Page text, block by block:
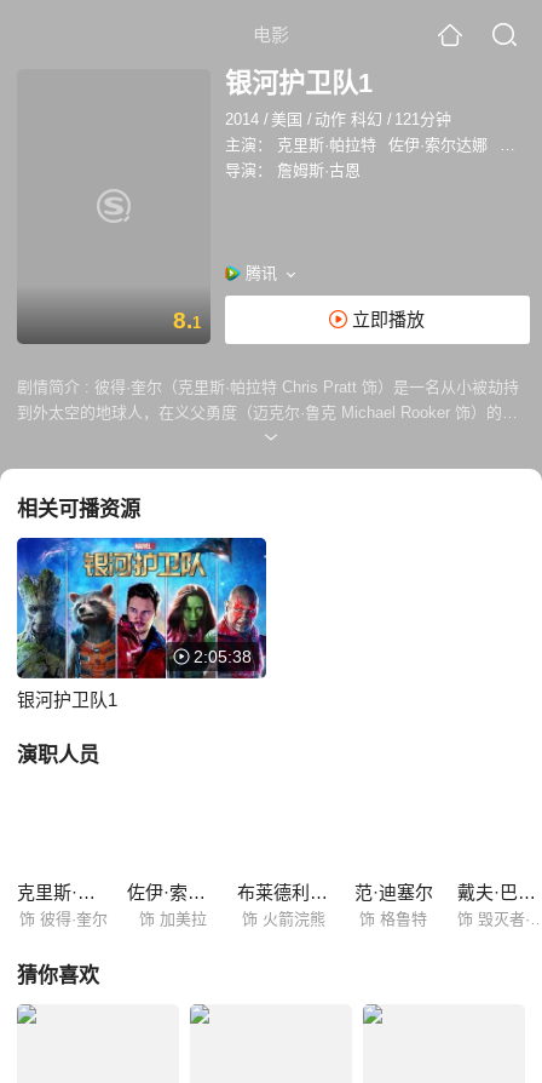
电影
8.1
银河护卫队1
2014 / 美国 / 动作 科幻 / 121分钟
主演：
克里斯·帕拉特 佐伊·索尔达娜
戴夫
导演：
詹姆斯·古恩
腾讯
立即播放
剧情简介 : 彼得·奎尔（克里斯·帕拉特 Chris Pratt 饰）是一名从小被劫持
到外太空的地球人，在义父勇度（迈克尔·鲁克 Michael Rooker 饰）的培
养下成了一个终极混混，自称“星爵”。一次行动中他偷了一块神秘球体，
（佐伊·索尔达娜 Zoe Saldana 饰）也对神秘球体势在必得。经过笑料百
出的坎坷遭遇，星爵被迫和这三人，以及复仇心切的“毁灭者”德拉克斯
（戴夫·巴蒂斯塔 Dave Batista 饰）组成小分队逃避“指控者”罗南（李·佩
斯 Lee Pace 饰）的追杀。然而这个神秘球体拥有无穷的力量，小分队必
须团结一致对付罗南，才有可能解救整个银河系，银河护卫队由此诞生。
相关可播资源
2:05:38
银河护卫队1
演职人员
克里斯·帕拉特
饰 彼得·奎尔
佐伊·索尔达娜
饰 加美拉
布莱德利·库珀
饰 火箭浣熊
范·迪塞尔
饰 格鲁特
戴夫·巴蒂斯塔
饰 毁灭者·
猜你喜欢